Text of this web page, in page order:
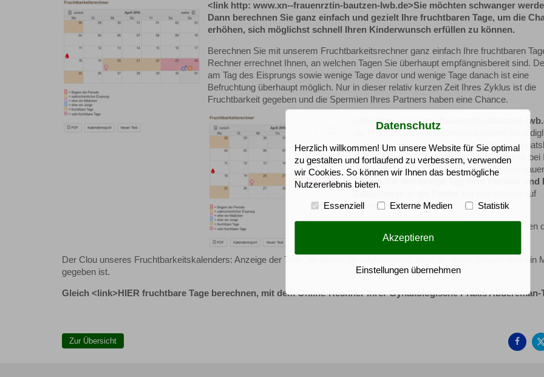
<link http: www.xn--frauenrztin-bautzen-lwb.de>Sie möchten schwanger
Dann berechnen Sie ganz einfach und gezielt Ihre fruchtbaren Tage, um die
erhöhen, sich möglichst schnell Ihren Kinderwunsch erfüllen zu können.
Berechnen Sie mit unserem Fruchtbarkeitsrechner ganz einfach Ihre fruchtbaren
Rechner errechnet Ihnen, an welchen Tagen Sie überhaupt empfängnisbereit sind.
am Tag des Eisprungs sowie wenige Tage davor und wenige Tage danach ist eine
Befruchtung überhaupt möglich. Nur in dieser relativ kurzen Zeit Ihres Zyklus ist die
Fruchtbarkeit gegeben und die Spermien Ihres Partners haben eine Chance.
<link http: www.xn--frauenrztin-bautzen-
die Fruchtbarkeitsberechnung müssen Sie
wissen, wann der erste Tag Ihrer letzten
war und Ihre Zykluslänge (also wie lange es bei
gewöhnlich bis zur nächsten Menstruation
Tragen Sie den ersten Tag Ihrer Periode und
und klicken auf
"Berechnung starten".
Der Zeitraum Ihrer fruchtbaren Tage wird Ihnen
Kalender angezeigt.
Der Clou unseres Fruchtbarkeitskalenders: Anzeige der Tage, an denen die Wahrscheinlichkeit für einen Jungen oder ein
gegeben ist.
Gleich <link>HIER fruchtbare Tage berechnen, mit dem Online-Rechner Ihrer Gynäkologische Praxis Abdereman-
Zur Übersicht
Datenschutz
Herzlich willkommen! Um unsere Website für Sie optimal
zu gestalten und fortlaufend zu verbessern, verwenden
wir Cookies. So können wir Ihnen das bestmögliche
Nutzererlebnis bieten.
Essenziell Externe Medien Statistik
Akzeptieren
Einstellungen übernehmen